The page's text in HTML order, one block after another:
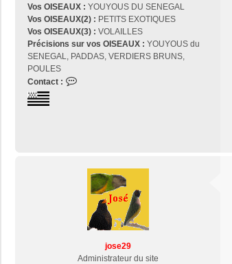
Vos OISEAUX : YOUYOUS DU SENEGAL
Vos OISEAUX(2) : PETITS EXOTIQUES
Vos OISEAUX(3) : VOLAILLES
Précisions sur vos OISEAUX : YOUYOUS du
SENEGAL, PADDAS, VERDIERS BRUNS,
POULES
Contact :
9
jose29
Administrateur du site